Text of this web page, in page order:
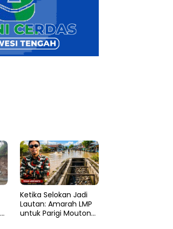
Ketika Selokan Jadi
Lautan: Amarah LMP
untuk Parigi Moutong